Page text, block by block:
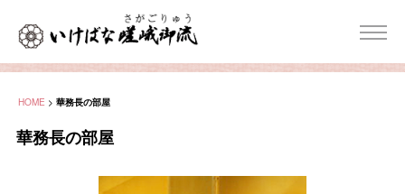
HOME > 華務長の部屋
華務長の部屋